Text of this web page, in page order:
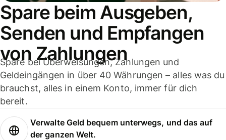
Spare beim Ausgeben,
Senden und Empfangen
von Zahlungen
Spare bei Überweisungen, Zahlungen und
Geldeingängen in über 40 Währungen – alles was du
brauchst, alles in einem Konto, immer für dich
bereit.
Verwalte Geld bequem unterwegs, und das auf
der ganzen Welt.